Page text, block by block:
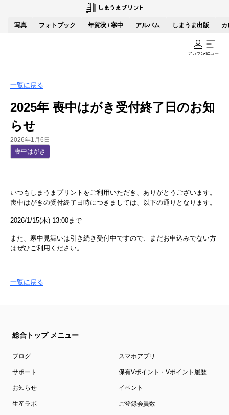
写真 フォトブック 年賀状 / 寒中 アルバム しまうま出版 カ
アカウントメニュー
一覧に戻る
2025年 喪中はがき受付終了日のお知
らせ
2026年1月6日
喪中はがき
いつもしまうまプリントをご利用いただき、ありがとうございます。
喪中はがきの受付終了日時につきましては、以下の通りとなります。
2026/1/15(木) 13:00まで
また、寒中見舞いは引き続き受付中ですので、まだお申込みでない方
はぜひご利用ください。
一覧に戻る
総合トップ メニュー
ブログ スマホアプリ
サポート 保有Vポイント・Vポイント履歴
お知らせ イベント
生産ラボ ご登録会員数